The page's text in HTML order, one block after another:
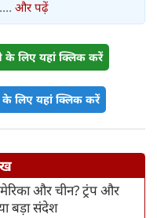
और पढ़ें
के लिए यहां क्लिक करें
लिए यहां क्लिक करें
और चीन? ट्रंप और
बड़ा संदेश